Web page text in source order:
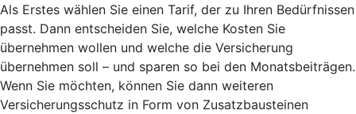
Als Erstes wählen Sie einen Tarif, der zu Ihren Bedürfnissen
passt. Dann entscheiden Sie, welche Kosten Sie
übernehmen wollen und welche die Versicherung
übernehmen soll – und sparen so bei den Monatsbeiträgen.
Wenn Sie möchten, können Sie dann weiteren
Versicherungsschutz in Form von Zusatzbausteinen